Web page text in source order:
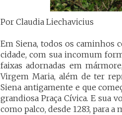
Por Claudia Liechavicius
Em Siena, todos os caminhos
cidade, com sua incomum
faixas adornadas em
Virgem Maria, além de ter
Siena antigamente e que
grandiosa Praça Cívica. E sua
como palco, desde 1283, para